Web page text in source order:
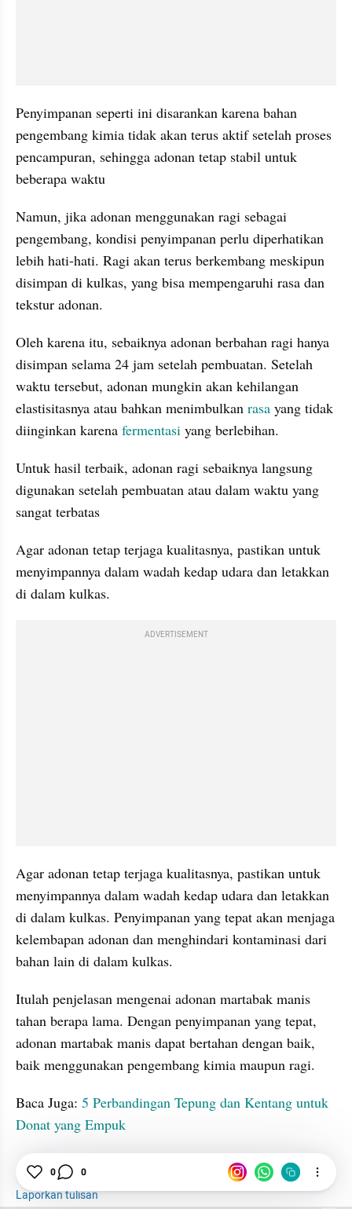
Penyimpanan seperti ini disarankan karena bahan
pengembang kimia tidak akan terus aktif setelah proses
pencampuran, sehingga adonan tetap stabil untuk
beberapa waktu
Namun, jika adonan menggunakan ragi sebagai
pengembang, kondisi penyimpanan perlu diperhatikan
lebih hati-hati. Ragi akan terus berkembang meskipun
disimpan di kulkas, yang bisa mempengaruhi rasa dan
tekstur adonan.
Oleh karena itu, sebaiknya adonan berbahan ragi hanya
disimpan selama 24 jam setelah pembuatan. Setelah
waktu tersebut, adonan mungkin akan kehilangan
elastisitasnya atau bahkan menimbulkan rasa yang tidak
diinginkan karena fermentasi yang berlebihan.
Untuk hasil terbaik, adonan ragi sebaiknya langsung
digunakan setelah pembuatan atau dalam waktu yang
sangat terbatas
Agar adonan tetap terjaga kualitasnya, pastikan untuk
menyimpannya dalam wadah kedap udara dan letakkan
di dalam kulkas.
ADVERTISEMENT
Agar adonan tetap terjaga kualitasnya, pastikan untuk
menyimpannya dalam wadah kedap udara dan letakkan
di dalam kulkas. Penyimpanan yang tepat akan menjaga
kelembapan adonan dan menghindari kontaminasi dari
bahan lain di dalam kulkas.
Itulah penjelasan mengenai adonan martabak manis
tahan berapa lama. Dengan penyimpanan yang tepat,
adonan martabak manis dapat bertahan dengan baik,
baik menggunakan pengembang kimia maupun ragi.
Baca Juga: 5 Perbandingan Tepung dan Kentang untuk
Donat yang Empuk
seo suggest
Fermentasi
Laporkan tulisan
0 0